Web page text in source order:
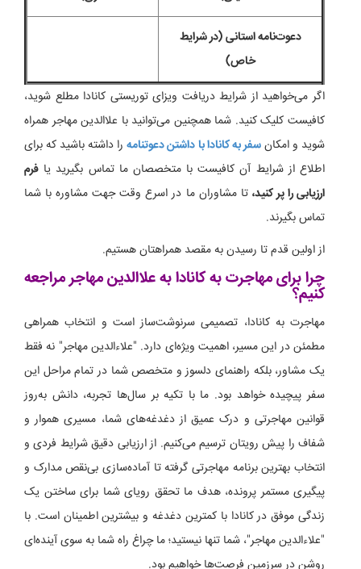
دعوت‌نامه استانی (در شرایط
خاص)
اگر می‌خواهید از شرایط دریافت ویزای توریستی کانادا مطلع شوید،
کافیست کلیک کنید. شما همچنین می‌توانید با علاالدین مهاجر همراه
شوید و امکانسفر به کانادا با داشتن دعوتنامهرا داشته باشید که برای
اطلاع از شرایط آن کافیست با متخصصان ما تماس بگیرید یا فرم
ارزیابی را پر کنید، تا مشاوران ما در اسرع وقت جهت مشاوره با شما
تماس بگیرند.
از اولین قدم تا رسیدن به مقصد همراهتان هستیم.
چرا برای مهاجرت به کانادا به علاالدین مهاجر مراجعه
کنیم؟
مهاجرت به کانادا، تصمیمی سرنوشت‌ساز است و انتخاب همراهی
مطمئن در این مسیر، اهمیت ویژه‌ای دارد. "علاءالدین مهاجر" نه فقط
یک مشاور، بلکه راهنمای دلسوز و متخصص شما در تمام مراحل این
سفر پیچیده خواهد بود. ما با تکیه بر سال‌ها تجربه، دانش به‌روز
قوانین مهاجرتی و درک عمیق از دغدغه‌های شما، مسیری هموار و
شفاف را پیش رویتان ترسیم می‌کنیم. از ارزیابی دقیق شرایط فردی و
انتخاب بهترین برنامه مهاجرتی گرفته تا آماده‌سازی بی‌نقص مدارک و
پیگیری مستمر پرونده، هدف ما تحقق رویای شما برای ساختن یک
زندگی موفق در کانادا با کمترین دغدغه و بیشترین اطمینان است. با
"علاءالدین مهاجر"، شما تنها نیستید؛ ما چراغ راه شما به سوی آینده‌ای
روشن در سرزمین فرصت‌ها خواهیم بود.